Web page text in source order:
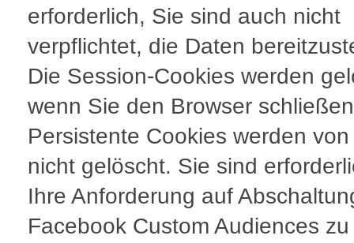
erforderlich, Sie sind auch nicht
verpflichtet, die Daten
Die Session-Cookies werden
wenn Sie den Browser
Persistente Cookies werden
nicht gelöscht. Sie sind
Ihre Anforderung auf
Facebook Custom Audiences